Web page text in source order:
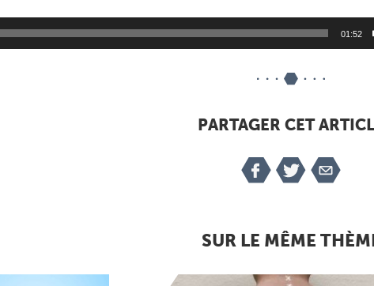
01:52
PARTAGER CET
SUR LE MÊME